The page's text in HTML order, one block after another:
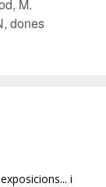
, M.
, dones
i